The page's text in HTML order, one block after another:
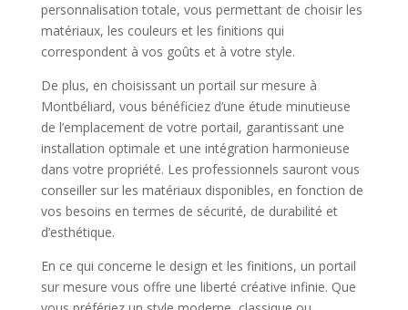
personnalisation totale, vous permettant de choisir les
matériaux, les couleurs et les finitions qui
correspondent à vos goûts et à votre style.
De plus, en choisissant un portail sur mesure à
Montbéliard, vous bénéficiez d’une étude minutieuse
de l’emplacement de votre portail, garantissant une
installation optimale et une intégration harmonieuse
dans votre propriété. Les professionnels sauront vous
conseiller sur les matériaux disponibles, en fonction de
vos besoins en termes de sécurité, de durabilité et
d’esthétique.
En ce qui concerne le design et les finitions, un portail
sur mesure vous offre une liberté créative infinie. Que